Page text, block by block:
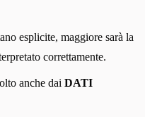
esplicite, maggiore sarà la
correttamente.
anche dai DATI